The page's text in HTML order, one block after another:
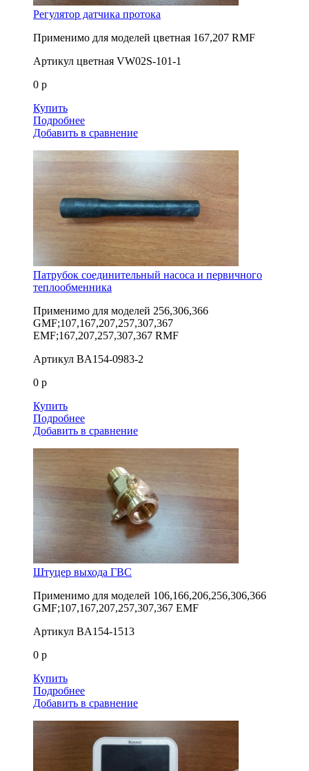
Регулятор датчика протока
Применимо для моделей цветная 167,207 RMF
Артикул цветная VW02S-101-1
0 р
Купить
Подробнее
Добавить в сравнение
Патрубок соединительный насоса и первичного
теплообменника
Применимо для моделей 256,306,366
GMF;107,167,207,257,307,367
EMF;167,207,257,307,367 RMF
Артикул BA154-0983-2
0 р
Купить
Подробнее
Добавить в сравнение
Штуцер выхода ГВС
Применимо для моделей 106,166,206,256,306,366
GMF;107,167,207,257,307,367 EMF
Артикул BA154-1513
0 р
Купить
Подробнее
Добавить в сравнение